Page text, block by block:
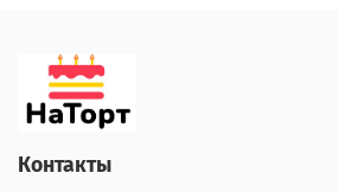
Контакты